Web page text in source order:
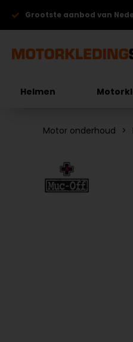
Grootste aanbod van
Helmen
Motor onderhoud